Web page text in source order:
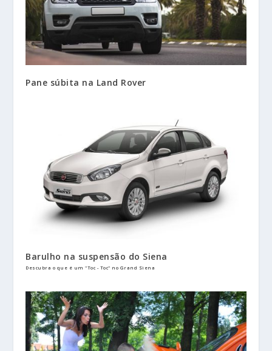
Pane súbita na Land Rover
Barulho na suspensão do Siena
Descubra o que é um "Toc - Toc" no Grand Siena